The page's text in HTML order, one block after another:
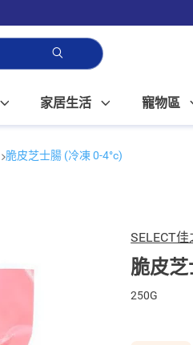
家居生活 寵物區
脆皮芝士腸 (冷凍 0-4°c)
SELECT
脆皮
250G